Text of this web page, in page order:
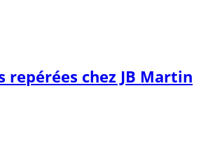
repérées chez JB Martin